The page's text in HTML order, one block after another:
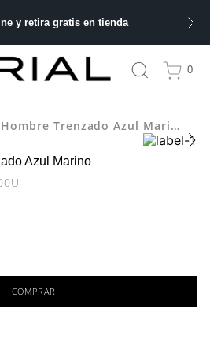
y retira gratis en tienda
0
Trenzado Azul Marino
Azul Marino
COMPRAR